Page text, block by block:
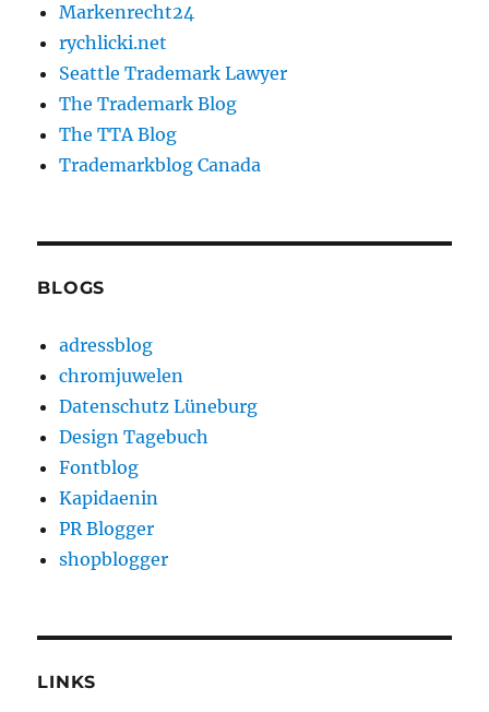
Markenrecht24
rychlicki.net
Seattle Trademark Lawyer
The Trademark Blog
The TTA Blog
Trademarkblog Canada
BLOGS
adressblog
chromjuwelen
Datenschutz Lüneburg
Design Tagebuch
Fontblog
Kapidaenin
PR Blogger
shopblogger
LINKS